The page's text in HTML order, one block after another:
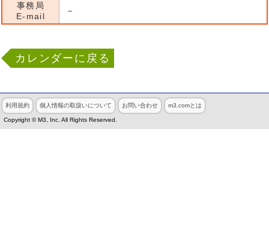
事務局
E-mail
－
カレンダーに戻る
利用規約 個人情報の取扱いについて お問い合わせ m3.comとは
Copyright © M3, Inc. All Rights Reserved.